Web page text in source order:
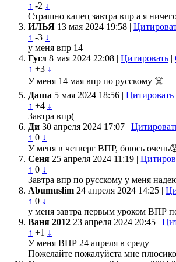
↑ -2 ↓
Страшно капец завтра впр а я
ИЛЬЯ 13 мая 2024 19:58 |
↑ -3 ↓
у меня впр 14
Гугл 8 мая 2024 22:08 | Цитировать |
↑ +3 ↓
У меня 14 мая впр по русскому ☠️
Даша 5 мая 2024 18:56 | Цитировать
↑ +4 ↓
Завтра впр(
Ди 30 апреля 2024 17:07 |
↑ 0 ↓
У меня в четверг ВПР, боюсь
Сеня 25 апреля 2024 11:19 |
↑ 0 ↓
Завтра впр по русскому у меня
Abumuslim 24 апреля 2024 14:25 |
↑ 0 ↓
у меня завтра первым уроком ВПР
Ваня 2012 23 апреля 2024 20:45 |
↑ +1 ↓
У меня ВПР 24 апреля в среду
Пожелайте пожалуйста мне